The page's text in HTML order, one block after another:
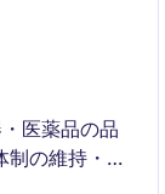
医薬品の品
制の維持・強